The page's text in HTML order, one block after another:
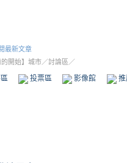
最新文章
的開始】城市／討論區／
投票區 影像館